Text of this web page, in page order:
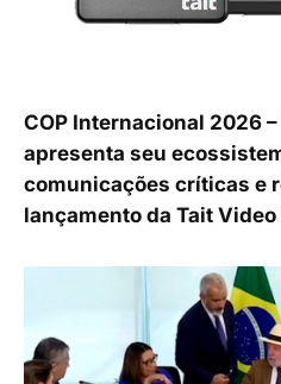
COP Internacional 2026
apresenta seu
comunicações críticas e
lançamento da Tait